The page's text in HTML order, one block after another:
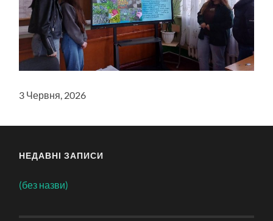
3 Червня, 2026
НЕДАВНІ ЗАПИСИ
(без назви)